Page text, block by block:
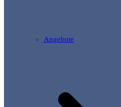
Angebote